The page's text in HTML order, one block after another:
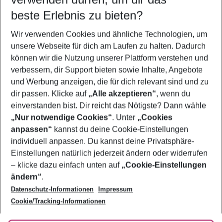
5-8 Nächte
2 Erwachsene Keine Kinder
Mehr Filter anzeigen
Footer
Footer navigation
Über uns
AGB
Bestpreisgarantie
Cookie-Einstellungen ändern
Cookie-Richtlinie
Agenturbetreuung
Barrierefreies Reisen
Folge uns
beste Erlebnis zu bieten?
Wir verwenden Cookies und ähnliche Technologien, um
unsere Webseite für dich am Laufen zu halten. Dadurch
können wir die Nutzung unserer Plattform verstehen und
verbessern, dir Support bieten sowie Inhalte, Angebote
und Werbung anzeigen, die für dich relevant sind und zu
dir passen. Klicke auf „Alle akzeptieren“, wenn du
einverstanden bist. Dir reicht das Nötigste? Dann wähle
„Nur notwendige Cookies“. Unter „Cookies
anpassen“ kannst du deine Cookie-Einstellungen
individuell anpassen. Du kannst deine Privatsphäre-
Einstellungen natürlich jederzeit ändern oder widerrufen
– klicke dazu einfach unten auf „Cookie-Einstellungen
ändern“.
Datenschutz-Informationen
Impressum
Cookie/Tracking-Informationen